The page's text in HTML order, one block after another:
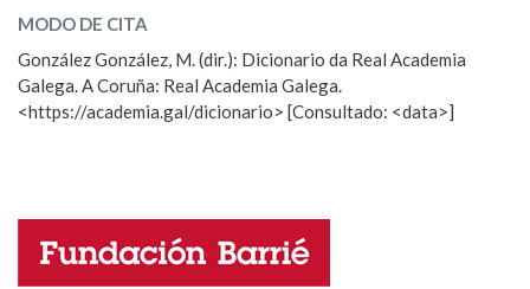
Nas definicións
Nos exemplos
ESCOLLE UNHA OPCIÓN:
Observación Hai un erro na palabra
Propoño mellorar a definición
Nome
MODO DE CITA
González González, M. (dir.): Dicionario da Real Academia
Galega. A Coruña: Real Academia Galega.
<https://academia.gal/dicionario> [Consultado: <data>]